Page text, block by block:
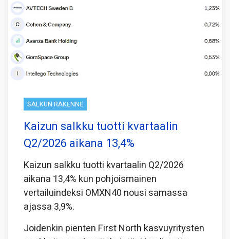
SALKUN RAKENNE
Kaizun salkku tuotti kvartaalin
Q2/2026 aikana 13,4%
Kaizun salkku tuotti kvartaalin Q2/2026
aikana 13,4% kun pohjoismainen
vertailuindeksi OMXN40 nousi samassa
ajassa 3,9%.
Joidenkin pienten First North kasvuyritysten